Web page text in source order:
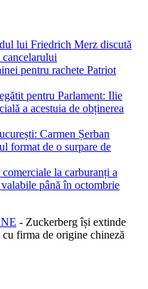
lui Friedrich Merz discută
pentru rachete Patriot
pentru Parlament: Ilie
a acestuia de obținerea
Carmen Șerban
format de o surpare de
la carburanți a
până în octombrie
- Zuckerberg își extinde
firma de origine chineză